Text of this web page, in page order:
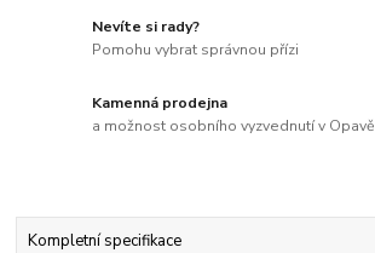
Nevíte si rady?
Pomohu vybrat správnou přízi
Kamenná prodejna
a možnost osobního vyzvednutí v Opavě
Kompletní specifikace